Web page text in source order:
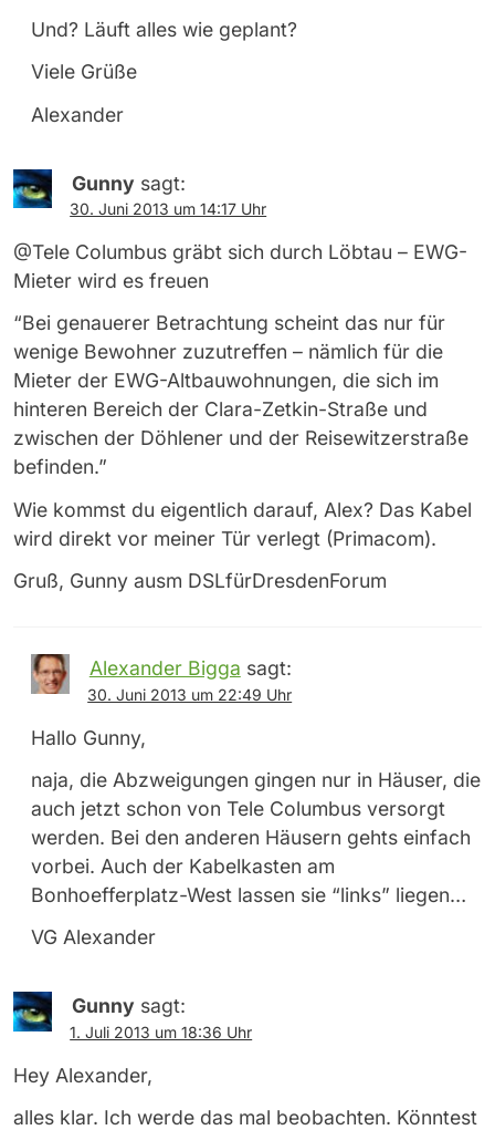
Und? Läuft alles wie geplant?
Viele Grüße
Alexander
Gunny sagt:
30. Juni 2013 um 14:17 Uhr
@Tele Columbus gräbt sich durch Löbtau – EWG-
Mieter wird es freuen
“Bei genauerer Betrachtung scheint das nur für
wenige Bewohner zuzutreffen – nämlich für die
Mieter der EWG-Altbauwohnungen, die sich im
hinteren Bereich der Clara-Zetkin-Straße und
zwischen der Döhlener und der Reisewitzerstraße
befinden.”
Wie kommst du eigentlich darauf, Alex? Das Kabel
wird direkt vor meiner Tür verlegt (Primacom).
Gruß, Gunny ausm DSLfürDresdenForum
Alexander Bigga sagt:
30. Juni 2013 um 22:49 Uhr
Hallo Gunny,
naja, die Abzweigungen gingen nur in Häuser, die
auch jetzt schon von Tele Columbus versorgt
werden. Bei den anderen Häusern gehts einfach
vorbei. Auch der Kabelkasten am
Bonhoefferplatz-West lassen sie “links” liegen…
VG Alexander
Gunny sagt:
1. Juli 2013 um 18:36 Uhr
Hey Alexander,
alles klar. Ich werde das mal beobachten. Könntest